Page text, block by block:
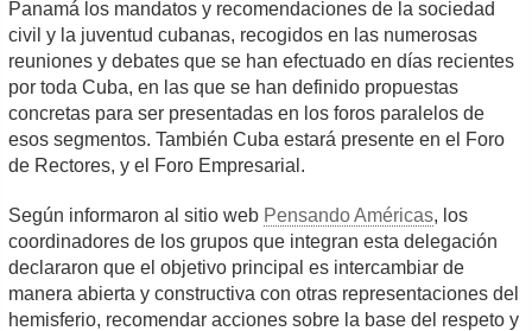
Panamá los mandatos y recomendaciones de la sociedad
civil y la juventud cubanas, recogidos en las numerosas
reuniones y debates que se han efectuado en días recientes
por toda Cuba, en las que se han definido propuestas
concretas para ser presentadas en los foros paralelos de
esos segmentos. También Cuba estará presente en el Foro
de Rectores, y el Foro Empresarial.
Según informaron al sitio web Pensando Américas, los
coordinadores de los grupos que integran esta delegación
declararon que el objetivo principal es intercambiar de
manera abierta y constructiva con otras representaciones del
hemisferio, recomendar acciones sobre la base del respeto y